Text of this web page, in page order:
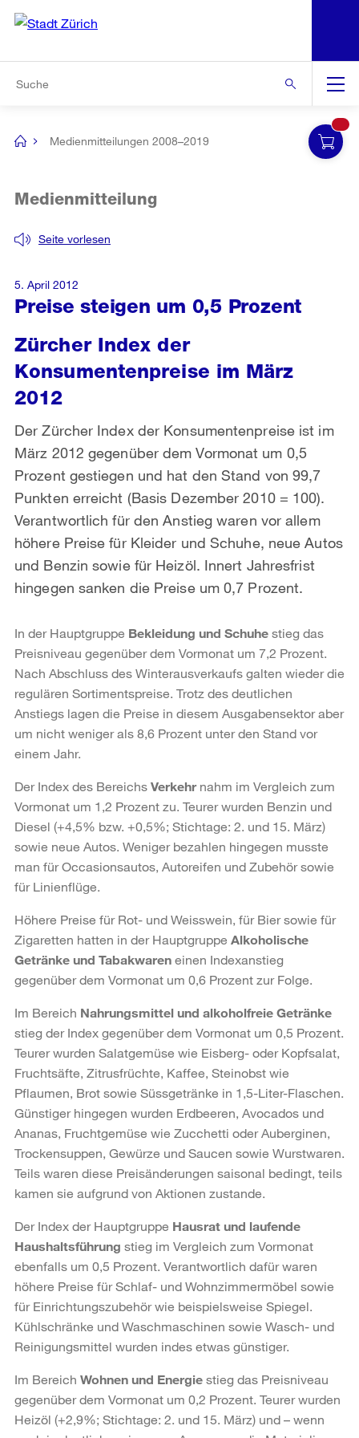
Navigation
[no
Medienmitteilungen 2008–2019
Preise steigen um 0,5 Prozent
Seite vorlesen
Medienmitteilung
Zürcher Index der
Konsumentenpreise im März
2012
Der Zürcher Index der Konsumentenpreise ist im
März 2012 gegenüber dem Vormonat um 0,5
Prozent gestiegen und hat den Stand von 99,7
Punkten erreicht (Basis Dezember 2010 = 100).
Verantwortlich für den Anstieg waren vor allem
höhere Preise für Kleider und Schuhe, neue Autos
und Benzin sowie für Heizöl. Innert Jahresfrist
hingegen sanken die Preise um 0,7 Prozent.
5. April 2012
In der Hauptgruppe Bekleidung und Schuhe stieg das
Preisniveau gegenüber dem Vormonat um 7,2 Prozent.
Nach Abschluss des Winterausverkaufs galten wieder die
regulären Sortimentspreise. Trotz des deutlichen
Anstiegs lagen die Preise in diesem Ausgabensektor aber
um nicht weniger als 8,6 Prozent unter den Stand vor
einem Jahr.
Der Index des Bereichs Verkehrnahm im Vergleich zum
Vormonat um 1,2 Prozent zu. Teurer wurden Benzin und
Diesel (+4,5% bzw. +0,5%; Stichtage: 2. und 15. März)
sowie neue Autos. Weniger bezahlen hingegen musste
man für Occasionsautos, Autoreifen und Zubehör sowie
für Linienflüge.
Höhere Preise für Rot- und Weisswein, für Bier sowie für
Zigaretten hatten in der Hauptgruppe Alkoholische
Getränke und Tabakwaren einen Indexanstieg
gegenüber dem Vormonat um 0,6 Prozent zur Folge.
Im Bereich Nahrungsmittel und alkoholfreie Getränke
stieg der Index gegenüber dem Vormonat um 0,5 Prozent.
Teurer wurden Salatgemüse wie Eisberg- oder Kopfsalat,
Fruchtsäfte, Zitrusfrüchte, Kaffee, Steinobst wie
Pflaumen, Brot sowie Süssgetränke in 1,5-Liter-Flaschen.
Günstiger hingegen wurden Erdbeeren, Avocados und
Ananas, Fruchtgemüse wie Zucchetti oder Auberginen,
Trockensuppen, Gewürze und Saucen sowie Wurstwaren.
Teils waren diese Preisänderungen saisonal bedingt, teils
kamen sie aufgrund von Aktionen zustande.
Der Index der Hauptgruppe Hausrat und laufende
Haushaltsführung stieg im Vergleich zum Vormonat
ebenfalls um 0,5 Prozent. Verantwortlich dafür waren
höhere Preise für Schlaf- und Wohnzimmermöbel sowie
für Einrichtungszubehör wie beispielsweise Spiegel.
Kühlschränke und Waschmaschinen sowie Wasch- und
Reinigungsmittel wurden indes etwas günstiger.
Im Bereich Wohnen und Energie stieg das Preisniveau
gegenüber dem Vormonat um 0,2 Prozent. Teurer wurden
Heizöl (+2,9%; Stichtage: 2. und 15. März) und – wenn